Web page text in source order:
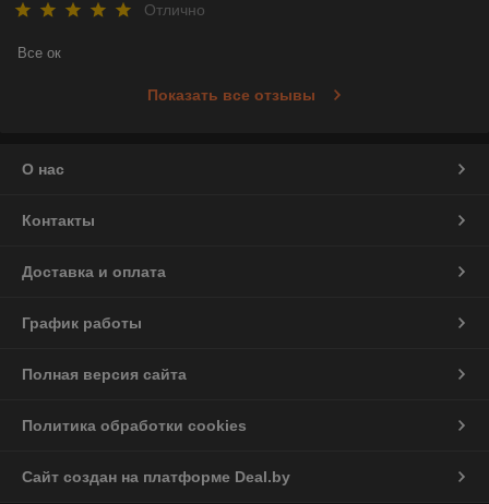
Отлично
Все ок
Показать все отзывы
О нас
Контакты
Доставка и оплата
График работы
Полная версия сайта
Политика обработки cookies
Сайт создан на платформе Deal.by